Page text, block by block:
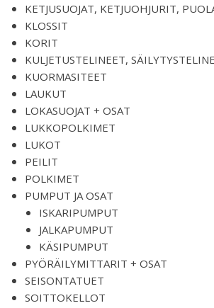
KETJUSUOJAT, KETJUOHJURIT,
KLOSSIT
KORIT
KULJETUSTELINEET,
KUORMASITEET
LAUKUT
LOKASUOJAT + OSAT
LUKKOPOLKIMET
LUKOT
PEILIT
POLKIMET
PUMPUT JA OSAT
ISKARIPUMPUT
JALKAPUMPUT
KÄSIPUMPUT
PYÖRÄILYMITTARIT + OSAT
SEISONTATUET
SOITTOKELLOT